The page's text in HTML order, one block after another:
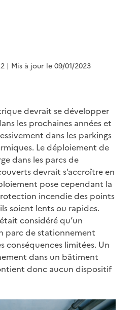
| Mis à jour le 09/01/2023
devrait se développer
les prochaines années et
dans les parkings
Le déploiement de
dans les parcs de
devrait s’accroître en
pose cependant la
incendie des points
soient lents ou rapides.
considéré qu’un
parc de stationnement
conséquences limitées. Un
dans un bâtiment
donc aucun dispositif